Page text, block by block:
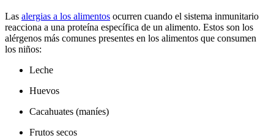
Las alergias a los alimentos ocurren cuando el sistema inmunitario
reacciona a una proteína específica de un alimento. Estos son los
alérgenos más comunes presentes en los alimentos que consumen
los niños:
Leche
Huevos
Cacahuates (maníes)
Frutos secos